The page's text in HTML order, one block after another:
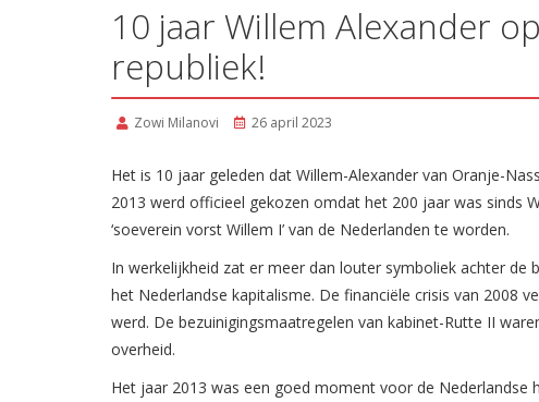
10 jaar Willem Alexander
republiek!
Zowi Milanovi 26 april 2023
Het is 10 jaar geleden dat Willem-Alexander van Oranje-
2013 werd officieel gekozen omdat het 200 jaar was sinds
‘soeverein vorst Willem I’ van de Nederlanden te worden.
In werkelijkheid zat er meer dan louter symboliek achter
het Nederlandse kapitalisme. De financiële crisis van 2008
werd. De bezuinigingsmaatregelen van kabinet-Rutte II
overheid.
Het jaar 2013 was een goed moment voor de